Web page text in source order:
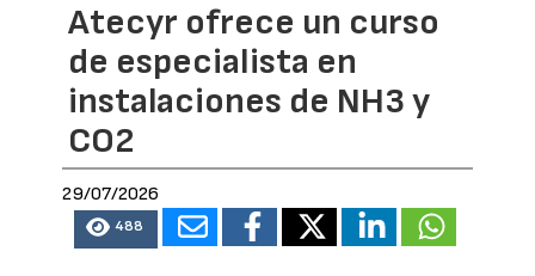
Atecyr ofrece un curso
de especialista en
instalaciones de NH3 y
CO2
29/07/2026
488